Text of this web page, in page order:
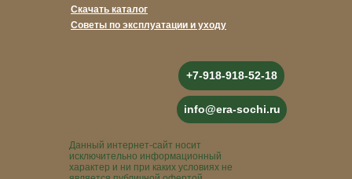
Данный интернет-сайт носит
исключительно информационный
характер и ни при каких условиях не
info@era-sochi.ru
+7-918-918-52-18
Советы по эксплуатации и уходу
Скачать каталог